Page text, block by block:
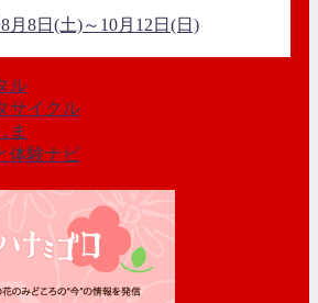
8日(土)～10月12日(日)